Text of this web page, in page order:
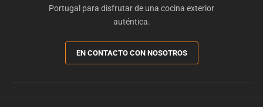
Portugal para disfrutar de una cocina exterior
auténtica.
EN CONTACTO CON NOSOTROS